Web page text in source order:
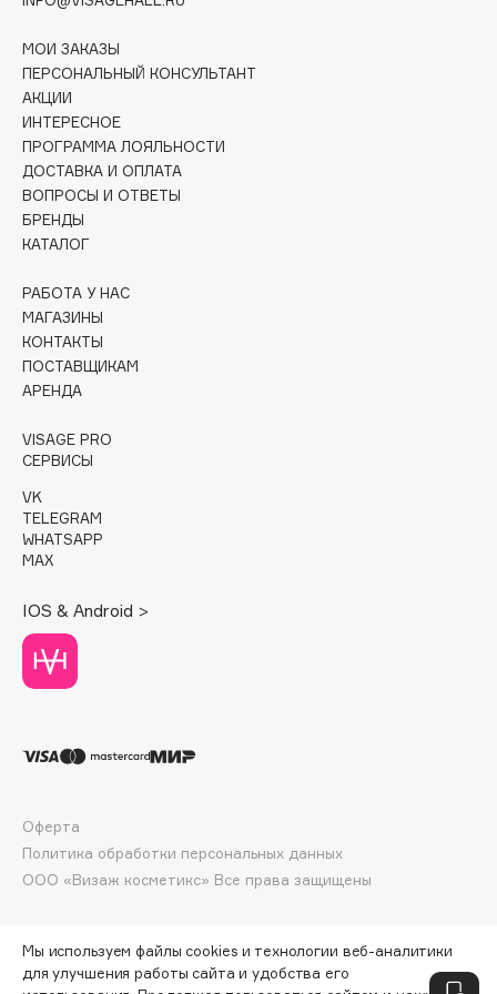
Collagenina
Consly
Corimo
CosRX
Crescina
Cunzite
Curaprox
D
DABO
Darphin
Deonica
Dessange
Divage
Dolce & Gabbana
Dolomit
Dr. Vranjes Firenze
Dr.Ceuracle
Dr.Jart+
DSD de Luxe
МОИ ЗАКАЗЫ
ПЕРСОНАЛЬНЫЙ КОНСУЛЬТАНТ
АКЦИИ
ИНТЕРЕСНОЕ
ПРОГРАММА ЛОЯЛЬНОСТИ
ДОСТАВКА И ОПЛАТА
ВОПРОСЫ И ОТВЕТЫ
БРЕНДЫ
КАТАЛОГ
РАБОТА У НАС
МАГАЗИНЫ
КОНТАКТЫ
ПОСТАВЩИКАМ
АРЕНДА
VISAGE PRO
СЕРВИСЫ
VK
TELEGRAM
WHATSAPP
MAX
IOS & Android >
ООО «Визаж косметикс» Все права защищены
Оферта
Политика обработки персональных данных
Мы используем файлы cookies и технологии веб-аналитики
для улучшения работы сайта и удобства его